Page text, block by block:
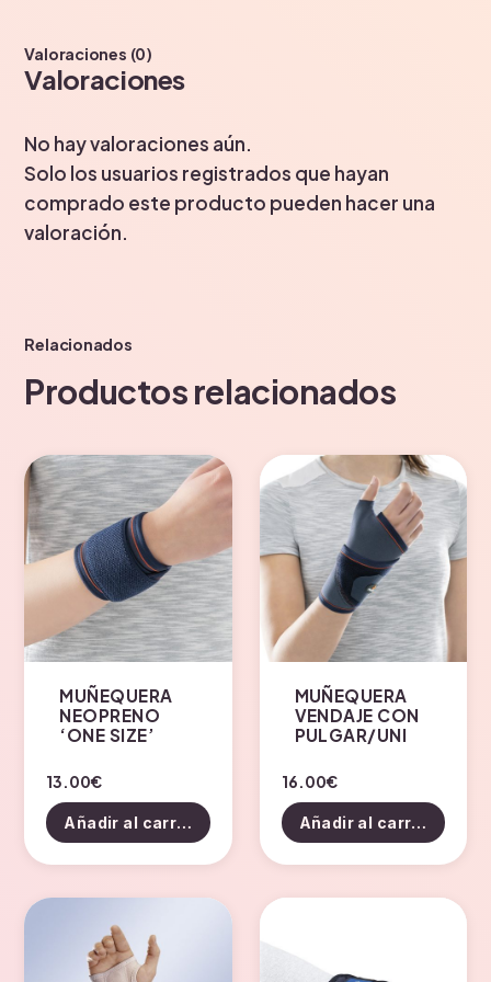
Valoraciones (0)
Valoraciones
No hay valoraciones aún.
Solo los usuarios registrados que hayan
comprado este producto pueden hacer una
valoración.
Relacionados
Productos relacionados
MUÑEQUERA
NEOPRENO
‘ONE SIZE’
13.00€
Añadir al carrito
MUÑEQUERA
VENDAJE CON
PULGAR/UNI
16.00€
Añadir al carrito